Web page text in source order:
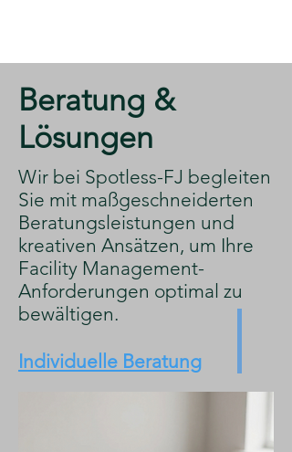
​Beratung &
Lösungen
​Wir bei Spotless-FJ begleiten
Sie mit maßgeschneiderten
Beratungsleistungen und
kreativen Ansätzen, um Ihre
Facility Management-
Anforderungen optimal zu
bewältigen.
Individuelle Beratung